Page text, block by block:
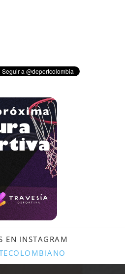
EN INSTAGRAM